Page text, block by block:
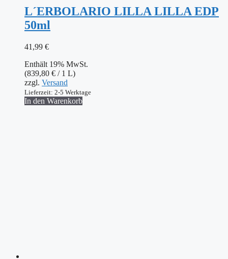
L´ERBOLARIO LILLA LILLA EDP
50ml
41,99 €
Enthält 19% MwSt.
(839,80 € / 1 L)
zzgl. Versand
Lieferzeit: 2-5 Werktage
In den Warenkorb